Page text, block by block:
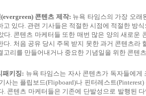
(evergreen) 콘텐츠 제작: 뉴욕 타임스의 가장 오래
고 있다. 관련 기사들은 적절한 시점에 적절한 방
다. 콘텐츠 마케터들 또한 매번 많은 양의 새로운
다. 처음 공유 당시 주목 받지 못한 과거 콘텐츠라
고리를 만들어내거나 중요한 기념일을 위한 콘텐
패키징: 뉴욕 타임스는 자사 콘텐츠가 독자들에게
사는 플립보드(Flipboard)나 핀터레스트(Pinterest)
. 콘텐츠 마케터들은 기존에 단발성으로 발행된